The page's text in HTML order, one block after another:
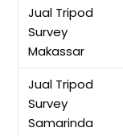
Jual Tripod
Survey
Makassar
Jual Tripod
Survey
Samarinda